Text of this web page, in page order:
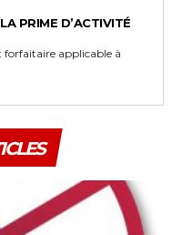
PRIME D’ACTIVITÉ
applicable à